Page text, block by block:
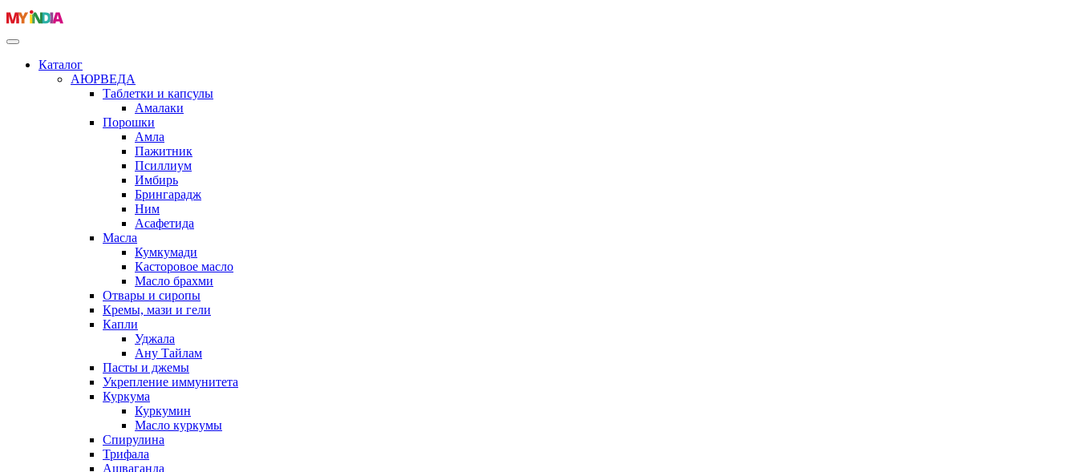
Каталог
АЮРВЕДА
Таблетки и капсулы
Амалаки
Порошки
Амла
Пажитник
Псиллиум
Имбирь
Брингарадж
Ним
Асафетида
Масла
Кумкумади
Касторовое масло
Масло брахми
Отвары и сиропы
Кремы, мази и гели
Капли
Уджала
Ану Тайлам
Пасты и джемы
Укрепление иммунитета
Куркума
Куркумин
Масло куркумы
Спирулина
Трифала
Ашваганда